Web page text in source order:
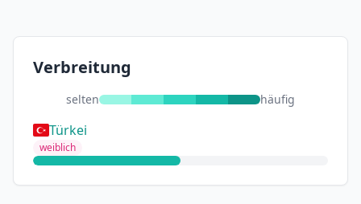
Verbreitung
selten häufig
Türkei
weiblich